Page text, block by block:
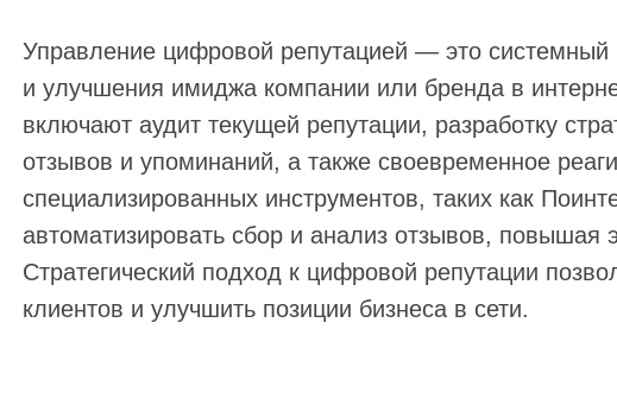
Управление цифровой репутацией — это системный
и улучшения имиджа компании или бренда в
включают аудит текущей репутации, разработку
отзывов и упоминаний, а также своевременное
специализированных инструментов, таких как
автоматизировать сбор и анализ отзывов, повышая
Стратегический подход к цифровой репутации
клиентов и улучшить позиции бизнеса в сети.